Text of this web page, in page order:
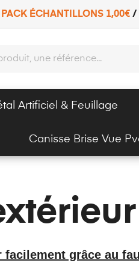
PACK ÉCHANTILLONS 1,00€ /
Artificiel & Feuillage
Canisse Brise Vue
facilement grâce au